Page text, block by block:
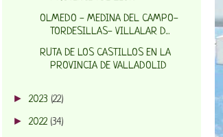
OLMEDO - MEDINA DEL CAMPO-
TORDESILLAS- VILLALAR D...
RUTA DE LOS CASTILLOS EN LA
PROVINCIA DE VALLADOLID
► 2023 (22)
► 2022 (34)